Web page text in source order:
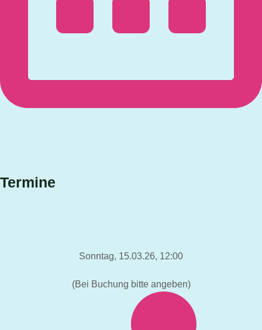
Termine
Sonntag, 15.03.26, 12:00
(Bei Buchung bitte angeben)